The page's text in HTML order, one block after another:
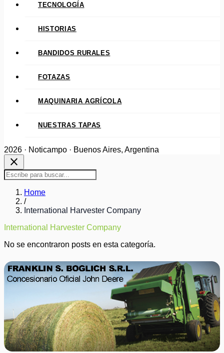
TECNOLOGÍA
HISTORIAS
BANDIDOS RURALES
FOTAZAS
MAQUINARIA AGRÍCOLA
NUESTRAS TAPAS
2026 · Noticampo · Buenos Aires, Argentina
close
Home
/
International Harvester Company
International Harvester Company
No se encontraron posts en esta categoría.